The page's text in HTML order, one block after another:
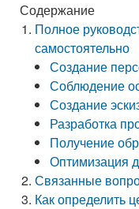
Содержание
Полное
самостоятельно
Создание
Соблюдение
Создание
Разработка
Получение
Оптимизация
Связанные
Как определить